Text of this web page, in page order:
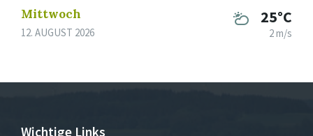
Mittwoch
12. AUGUST 2026
25°C
2 m/s
Wichtige Links